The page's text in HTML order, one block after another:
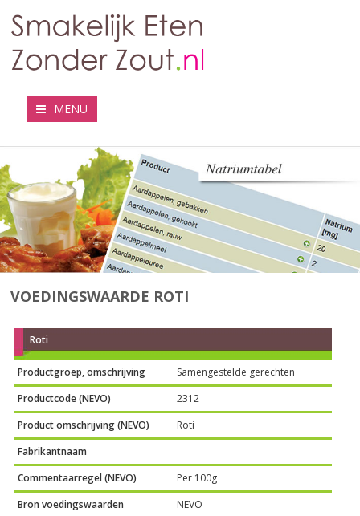
MENU
VOEDINGSWAARDE ROTI
Roti
Productgroep, omschrijving
Samengestelde gerechten
Productcode (NEVO)
2312
Product omschrijving (NEVO)
Roti
Fabrikantnaam
Commentaarregel (NEVO)
Per 100g
Bron voedingswaarden
NEVO